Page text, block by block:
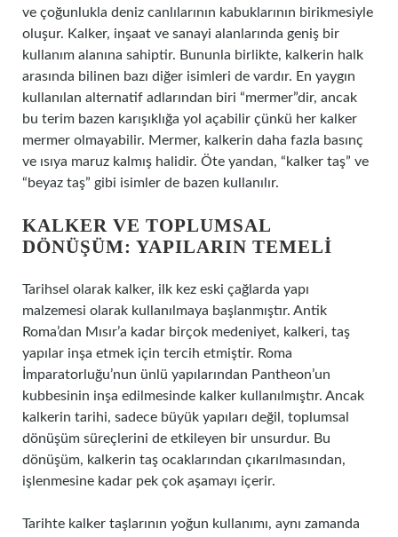
ve çoğunlukla deniz canlılarının kabuklarının birikmesiyle
oluşur. Kalker, inşaat ve sanayi alanlarında geniş bir
kullanım alanına sahiptir. Bununla birlikte, kalkerin halk
arasında bilinen bazı diğer isimleri de vardır. En yaygın
kullanılan alternatif adlarından biri “mermer”dir, ancak
bu terim bazen karışıklığa yol açabilir çünkü her kalker
mermer olmayabilir. Mermer, kalkerin daha fazla basınç
ve ısıya maruz kalmış halidir. Öte yandan, “kalker taş” ve
“beyaz taş” gibi isimler de bazen kullanılır.
KALKER VE TOPLUMSAL
DÖNÜŞÜM: YAPILARIN TEMELI
Tarihsel olarak kalker, ilk kez eski çağlarda yapı
malzemesi olarak kullanılmaya başlanmıştır. Antik
Roma’dan Mısır’a kadar birçok medeniyet, kalkeri, taş
yapılar inşa etmek için tercih etmiştir. Roma
İmparatorluğu’nun ünlü yapılarından Pantheon’un
kubbesinin inşa edilmesinde kalker kullanılmıştır. Ancak
kalkerin tarihi, sadece büyük yapıları değil, toplumsal
dönüşüm süreçlerini de etkileyen bir unsurdur. Bu
dönüşüm, kalkerin taş ocaklarından çıkarılmasından,
işlenmesine kadar pek çok aşamayı içerir.
Tarihte kalker taşlarının yoğun kullanımı, aynı zamanda